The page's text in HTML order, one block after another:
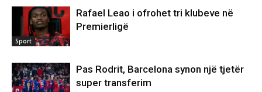
Sport
Rafael Leao i ofrohet tri klubeve në
Premierligë
Pas Rodrit, Barcelona synon një tjetër
super transferim